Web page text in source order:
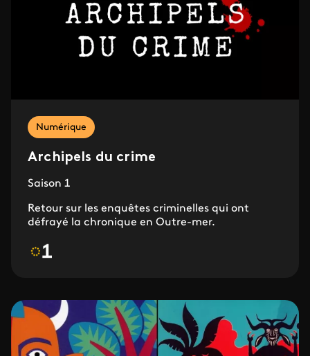
Numérique
Archipels du crime
Saison 1
Retour sur les enquêtes criminelles qui ont
défrayé la chronique en Outre-mer.